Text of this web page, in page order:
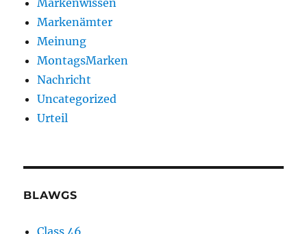
Markenwissen
Markenämter
Meinung
MontagsMarken
Nachricht
Uncategorized
Urteil
BLAWGS